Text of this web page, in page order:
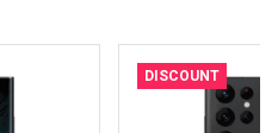
DISCOUNT